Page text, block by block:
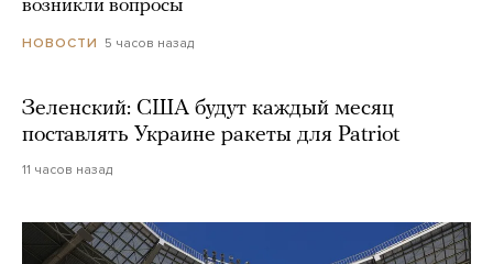
возникли вопросы
НОВОСТИ 5 часов назад
Зеленский: США будут каждый месяц
поставлять Украине ракеты для Patriot
11 часов назад